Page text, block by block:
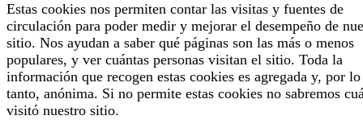
Estas cookies nos permiten contar las visitas y fuentes de
circulación para poder medir y mejorar el desempeño de
sitio. Nos ayudan a saber qué páginas son las más o menos
populares, y ver cuántas personas visitan el sitio. Toda la
información que recogen estas cookies es agregada y, por lo
tanto, anónima. Si no permite estas cookies no sabremos
visitó nuestro sitio.